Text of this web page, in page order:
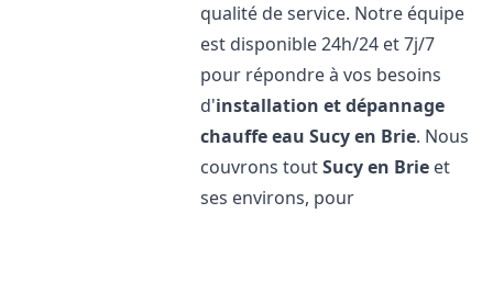
qualité de service. Notre équipe
est disponible 24h/24 et 7j/7
pour répondre à vos besoins
d'installation et dépannage
chauffe eau Sucy en Brie. Nous
couvrons toutSucy en Brie et
ses environs, pour